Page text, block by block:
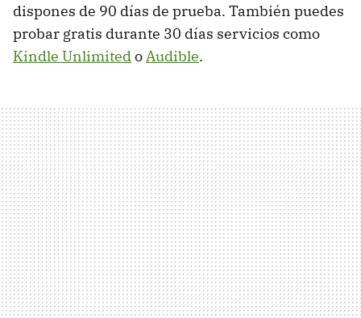
dispones de 90 días de prueba. También puedes
probar gratis durante 30 días servicios como
Kindle UnlimitedoAudible.